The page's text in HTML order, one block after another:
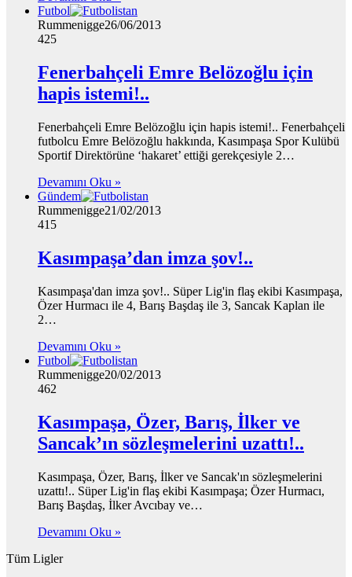
Futbol
Rummenigge26/06/2013
425
Fenerbahçeli Emre Belözoğlu için
hapis istemi!..
Fenerbahçeli Emre Belözoğlu için hapis istemi!.. Fenerbahçeli
futbolcu Emre Belözoğlu hakkında, Kasımpaşa Spor Kulübü
Sportif Direktörüne ‘hakaret’ ettiği gerekçesiyle 2…
Devamını Oku »
Gündem
Rummenigge21/02/2013
415
Kasımpaşa’dan imza şov!..
Kasımpaşa'dan imza şov!.. Süper Lig'in flaş ekibi Kasımpaşa,
Özer Hurmacı ile 4, Barış Başdaş ile 3, Sancak Kaplan ile
2…
Devamını Oku »
Futbol
Rummenigge20/02/2013
462
Kasımpaşa, Özer, Barış, İlker ve
Sancak’ın sözleşmelerini uzattı!..
Kasımpaşa, Özer, Barış, İlker ve Sancak'ın sözleşmelerini
uzattı!.. Süper Lig'in flaş ekibi Kasımpaşa; Özer Hurmacı,
Barış Başdaş, İlker Avcıbay ve…
Devamını Oku »
Tüm Ligler